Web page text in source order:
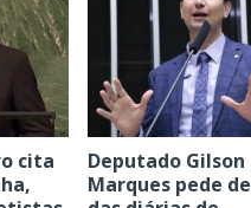
cita
Deputado Gilson
Marques pede